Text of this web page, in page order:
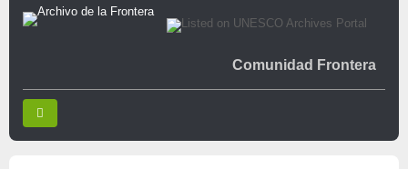
Comunidad Frontera